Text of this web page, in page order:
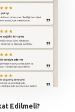
Edilmeli?